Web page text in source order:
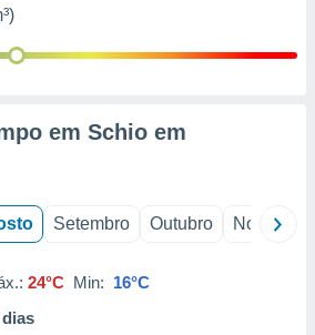
em Schio em
Setembro Outubro Novembro
24°C Min: 16°C
dias